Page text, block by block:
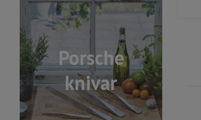
Porsche
knivar